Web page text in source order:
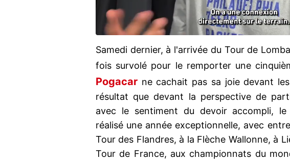
Samedi dernier, à l'arrivée du Tour de
fois survolé pour le remporter une
Pogacar ne cachait pas sa joie devant
résultat que devant la perspective de
avec le sentiment du devoir accompli,
réalisé une année exceptionnelle, avec
Tour des Flandres, à la Flèche Wallonne, à
Tour de France, aux championnats du